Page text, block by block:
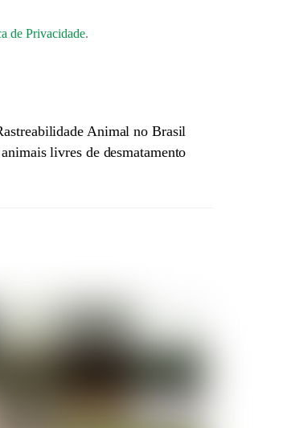
de Privacidade.
Animal no Brasil
livres de desmatamento